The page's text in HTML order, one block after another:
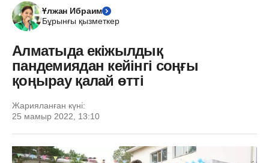
Ұлжан Ибраим
Бұрынғы қызметкер
Алматыда екіжылдық
пандемиядан кейінгі соңғы
қоңырау қалай өтті
Жарияланған күні:
25 мамыр 2022, 13:10